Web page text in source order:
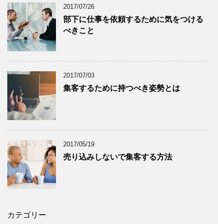
2017/07/26
部下に仕事を依頼するために気をつける
べきこと
2017/07/03
集客するために持つべき姿勢とは
2017/05/19
売り込みしないで集客する方法
カテゴリー